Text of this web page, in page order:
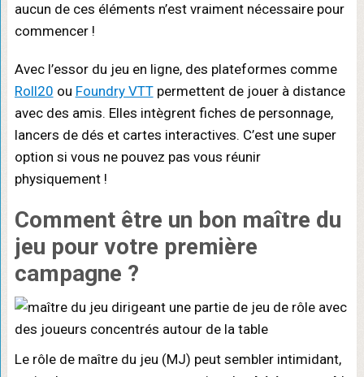
aucun de ces éléments n’est vraiment nécessaire pour
commencer !
Avec l’essor du jeu en ligne, des plateformes comme
Roll20 ou Foundry VTTpermettent de jouer à distance
avec des amis. Elles intègrent fiches de personnage,
lancers de dés et cartes interactives. C’est une super
option si vous ne pouvez pas vous réunir
physiquement !
Comment être un bon maître du
jeu pour votre première
campagne ?
Le rôle de maître du jeu (MJ) peut sembler intimidant,